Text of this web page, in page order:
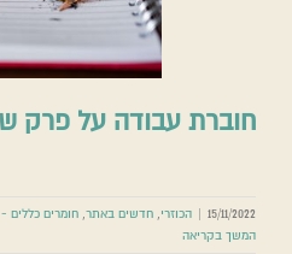
חוברת עבודה על פרק
15/11/2022
| הכוזרי, חדשים באתר, חומרים כללים
המשך בקריאה